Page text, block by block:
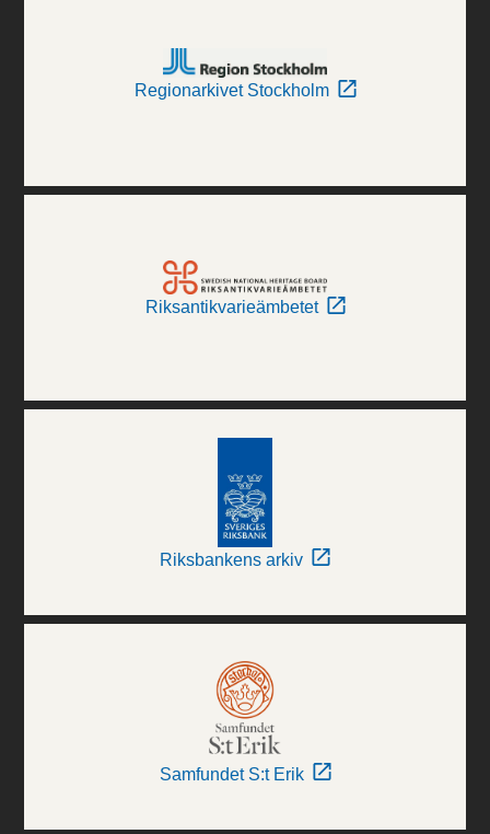
Regionarkivet Stockholm
Riksantikvarieämbetet
Riksbankens arkiv
Samfundet S:t Erik